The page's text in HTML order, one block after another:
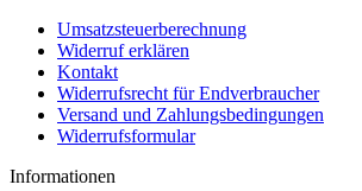
Umsatzsteuerberechnung
Widerruf erklären
Kontakt
Widerrufsrecht für Endverbraucher
Versand und Zahlungsbedingungen
Widerrufsformular
Informationen